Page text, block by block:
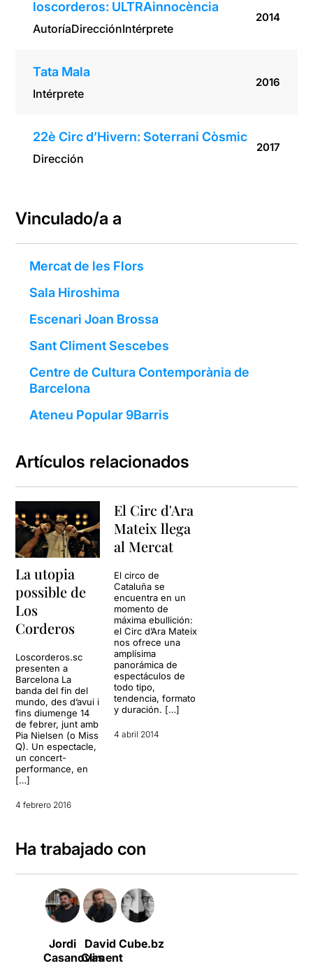
loscorderos: ULTRAinnocència
AutoríaDirecciónIntérprete
2014
Tata Mala
Intérprete
2016
22è Circ d’Hivern: Soterrani Còsmic
Dirección
2017
Vinculado/a a
Mercat de les Flors
Sala Hiroshima
Escenari Joan Brossa
Sant Climent Sescebes
Centre de Cultura Contemporània de
Barcelona
Ateneu Popular 9Barris
Artículos relacionados
La utopia
possible de
Los
Corderos
Loscorderos.sc
presenten a
Barcelona La
banda del fin del
mundo, des d’avui i
fins diumenge 14
de febrer, junt amb
Pia Nielsen (o Miss
Q). Un espectacle,
un concert-
performance, en
[…]
4 febrero 2016
El Circ d'Ara
Mateix llega
al Mercat
El circo de
Cataluña se
encuentra en un
momento de
máxima ebullición:
el Circ d’Ara Mateix
nos ofrece una
amplísima
panorámica de
espectáculos de
todo tipo,
tendencia, formato
y duración. […]
4 abril 2014
Ha trabajado con
Jordi
Casanovas
David
Climent
Cube.bz